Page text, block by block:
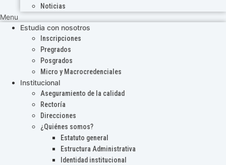
Noticias
Menu
Estudia con nosotros
Inscripciones
Pregrados
Posgrados
Micro y Macrocredenciales
Institucional
Aseguramiento de la calidad
Rectoría
Direcciones
¿Quiénes somos?
Estatuto general
Estructura Administrativa
Identidad institucional